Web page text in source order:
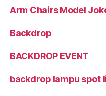
Arm Chairs Model
Backdrop
BACKDROP EVENT
backdrop lampu spot